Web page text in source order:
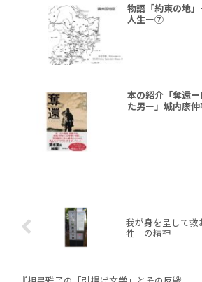
物語「約束の地
人生ー⑦
本の紹介「奪還
た男ー」城内康
我が身を呈して救
牲」の精神